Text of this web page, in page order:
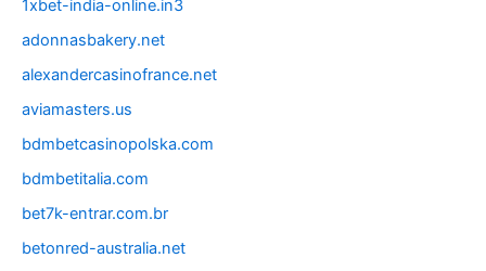
1xbet-india-online.in3
adonnasbakery.net
alexandercasinofrance.net
aviamasters.us
bdmbetcasinopolska.com
bdmbetitalia.com
bet7k-entrar.com.br
betonred-australia.net